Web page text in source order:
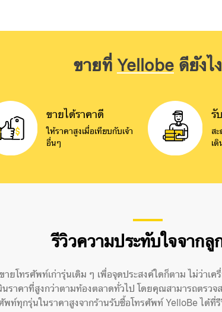
ขายที่Yellobeดียังไง
ขายได้ราคาดี
ให้ราคาสูงเมื่อเทียบกับเจ้า
อื่นๆ
รั
ส
เ
รีวิวความประทับใจจาก
ายโทรศัพท์เก่ารุ่นเดิม ๆ เพื่อจุดประสงค์ใดก็ตาม ไม่ว่าเ
นราคาที่สูงกว่าตามท้องตลาดทั่วไป โดยคุณสามารถตรว
พท์ทุกรุ่นในราคาสูงจากร้านรับซื้อโทรศัพท์ YelloBe ได้ที่